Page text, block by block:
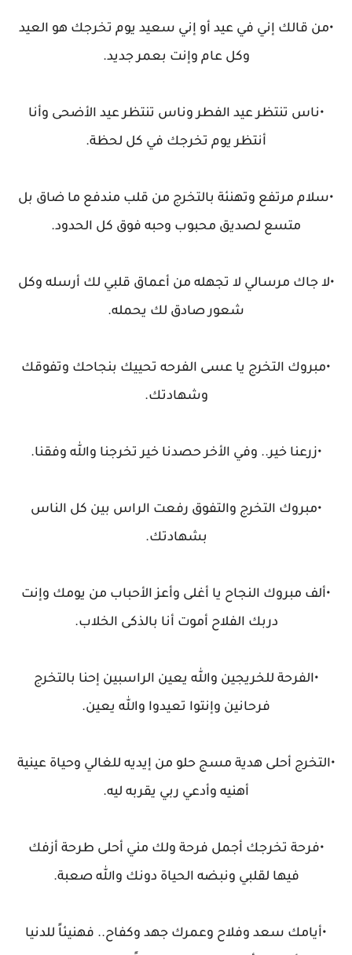
•من قالك إني في عيد أو إني سعيد يوم تخرجك هو العيد
وكل عام وإنت بعمر جديد.
•ناس تنتظر عيد الفطر وناس تنتظر عيد الأضحى وأنا
أنتظر يوم تخرجك في كل لحظة.
•سلام مرتفع وتهنئة بالتخرج من قلب مندفع ما ضاق بل
متسع لصديق محبوب وحبه فوق كل الحدود.
•لا جاك مرسالي لا تجهله من أعماق قلبي لك أرسله وكل
شعور صادق لك يحمله.
•مبروك التخرج يا عسى الفرحه تحييك بنجاحك وتفوقك
وشهادتك.
•زرعنا خير.. وفي الأخر حصدنا خير تخرجنا والله وفقنا.
•مبروك التخرج والتفوق رفعت الراس بين كل الناس
بشهادتك.
•ألف مبروك النجاح يا أغلى وأعز الأحباب من يومك وإنت
دربك الفلاح أموت أنا بالذكى الخلاب.
•الفرحة للخريجين والله يعين الراسبين إحنا بالتخرج
فرحانين وإنتوا تعيدوا والله يعين.
•التخرج أحلى هدية مسج حلو من إيديه للغالي وحياة عينية
أهنيه وأدعي ربي يقربه ليه.
•فرحة تخرجك أجمل فرحة ولك مني أحلى طرحة أزفك
فيها لقلبي ونبضه الحياة دونك والله صعبة.
•أيامك سعد وفلاح وعمرك جهد وكفاح.. فهنيئاً للدنيا